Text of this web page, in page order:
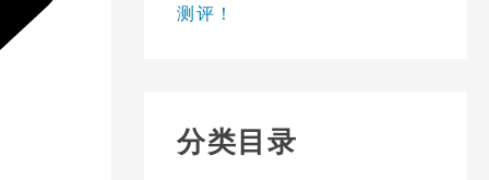
测评！
分类目录